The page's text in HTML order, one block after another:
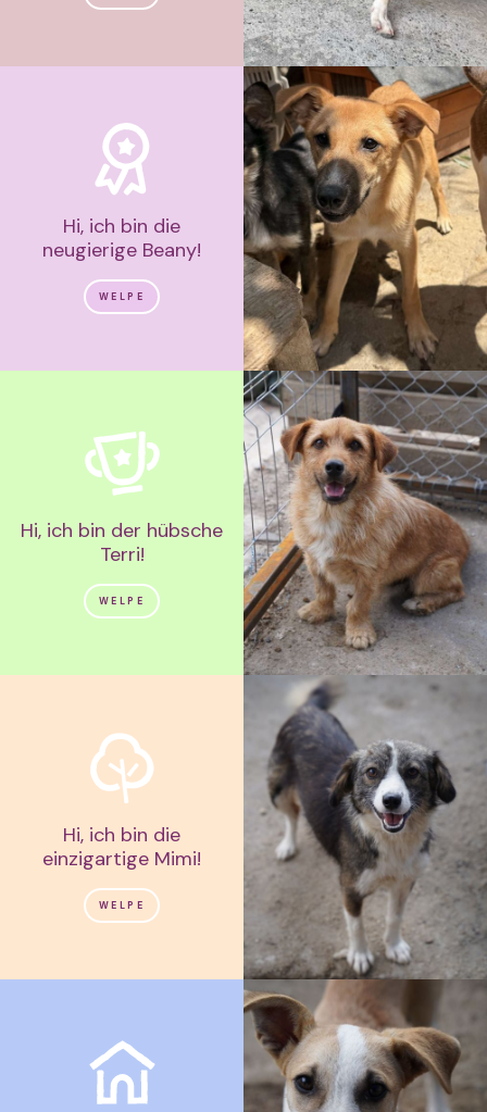
Hi, ich bin die
neugierige Beany!
WELPE
Hi, ich bin der hübsche
Terri!
WELPE
Hi, ich bin die
einzigartige Mimi!
WELPE